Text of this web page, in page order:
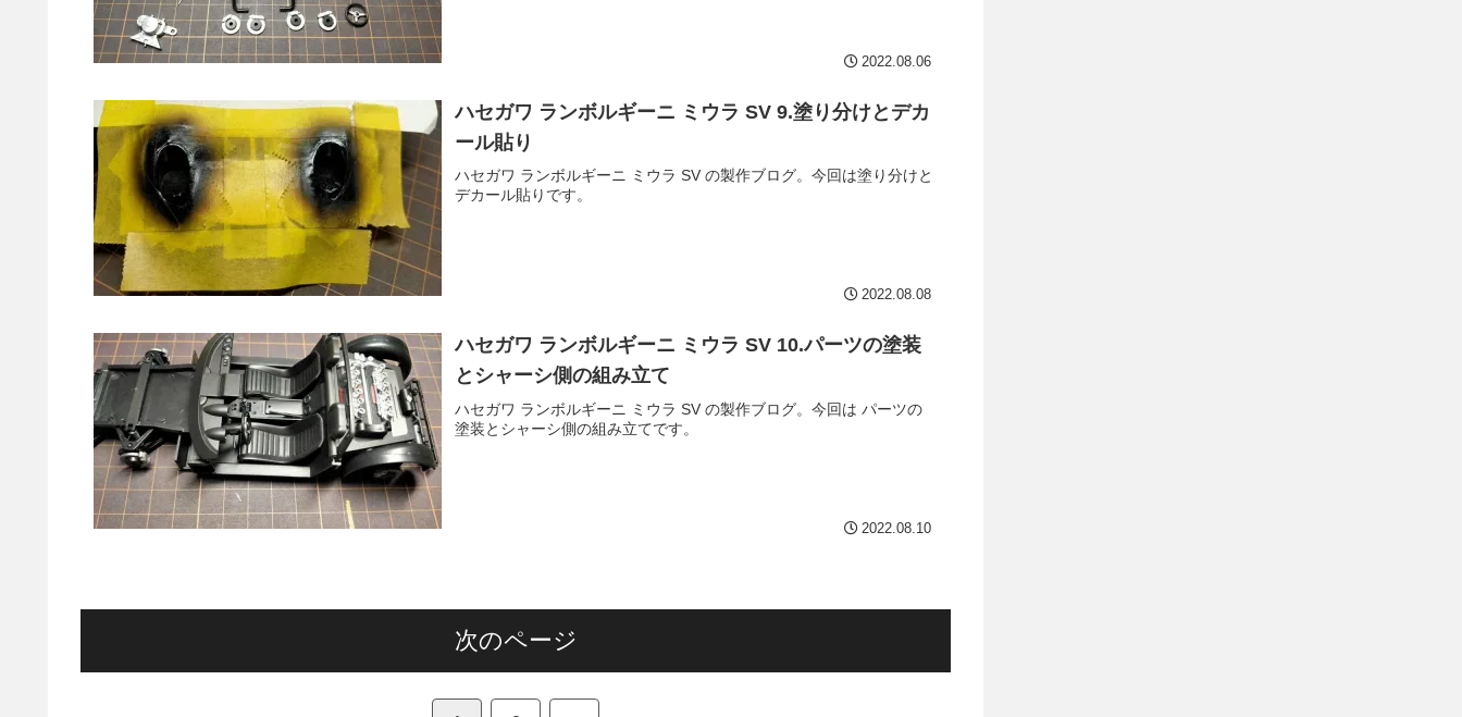
2022.08.06
ハセガワ ランボルギーニ ミウラ SV 9.塗り分けとデカ
ール貼り
ハセガワ ランボルギーニ ミウラ SV の製作ブログ。今回は塗り分けと
デカール貼りです。
2022.08.08
ハセガワ ランボルギーニ ミウラ SV 10.パーツの塗装
とシャーシ側の組み立て
ハセガワ ランボルギーニ ミウラ SV の製作ブログ。今回は パーツの
塗装とシャーシ側の組み立てです。
2022.08.10
次のページ